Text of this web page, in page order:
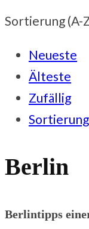
Sortierung (A-
Neueste
Älteste
Zufällig
Berlin
Berlintipps